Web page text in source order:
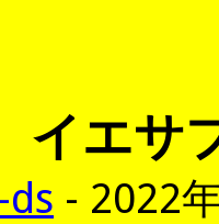
イエサ
ds - 2022